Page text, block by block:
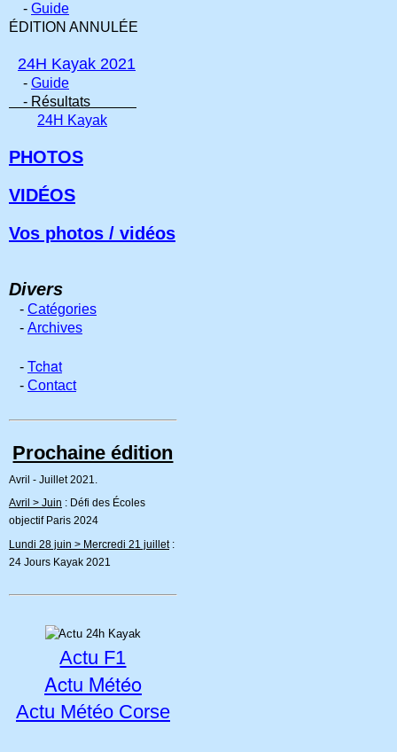
- Guide
ÉDITION ANNULÉE
24H Kayak 2021
- Guide
- Résultats
24H Kayak
PHOTOS
VIDÉOS
Vos photos / vidéos
Divers
- Catégories
- Archives
- Tchat
- Contact
Prochaine édition
Avril - Juillet 2021.
Avril > Juin : Défi des Écoles
objectif Paris 2024
Lundi 28 juin > Mercredi 21 juillet:
24 Jours Kayak 2021
Actu F1
Actu Météo
Actu Météo Corse